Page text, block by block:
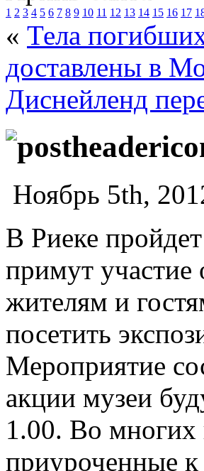
1 2 3 4 5 6 7 8 9 10 11 12 13 14 15 16 17
« Тела
доставлены в
Диснейленд
Ноябрь 5th,
В Риеке
примут участие
жителям и
посетить
Мероприятие
акции музеи
1.00. Во многих
приуроченные